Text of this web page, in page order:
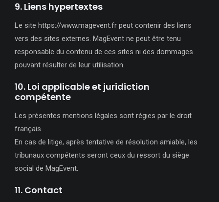
9. Liens hypertextes
Le site https://www.magevent.fr peut contenir des liens
vers des sites externes. MagEvent ne peut être tenu
responsable du contenu de ces sites ni des dommages
pouvant résulter de leur utilisation.
10. Loi applicable et juridiction
compétente
Les présentes mentions légales sont régies par le droit
français.
En cas de litige, après tentative de résolution amiable, les
tribunaux compétents seront ceux du ressort du siège
social de MagEvent.
11. Contact